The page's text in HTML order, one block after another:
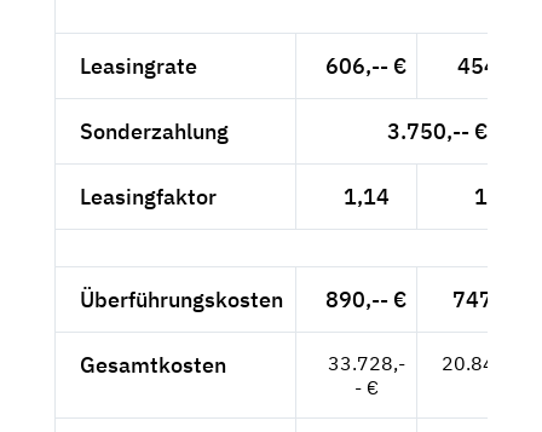
Leasingrate 606,-- € 454,-- €
Sonderzahlung 3.750,-- €
Leasingfaktor 1,14 1,10
Überführungskosten 890,-- € 747,90 €
Gesamtkosten
33.728,-
- €
20.841,90